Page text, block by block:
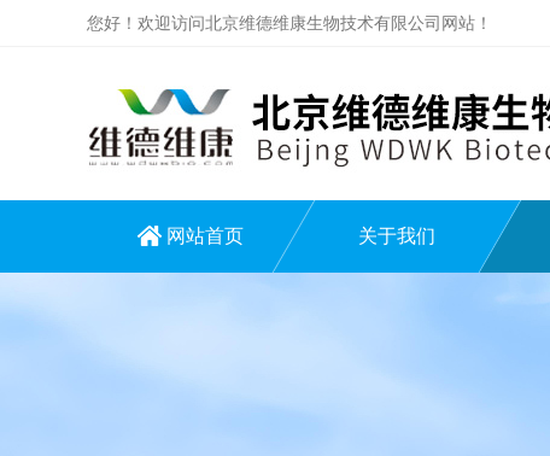
您好！欢迎访问北京维德维康生物技术有限公司网站！
网站首页 关于我们